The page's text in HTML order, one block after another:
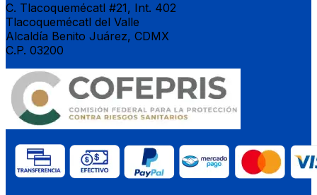
C. Tlacoquemécatl #21, Int. 402
Tlacoquemécatl del Valle
Alcaldía Benito Juárez, CDMX
C.P. 03200